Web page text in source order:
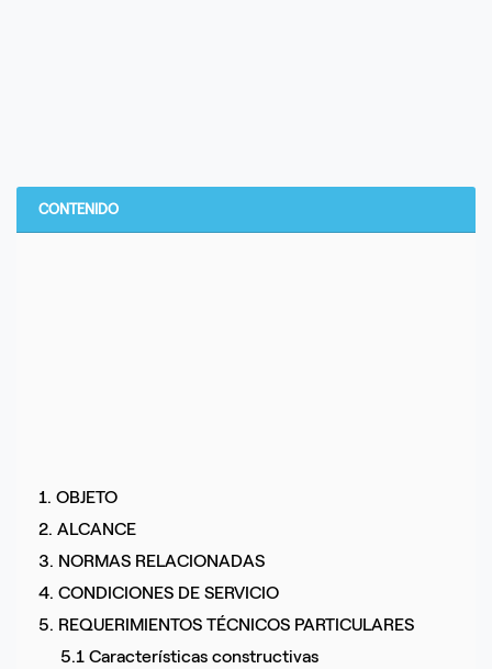
CONTENIDO
1. OBJETO
2. ALCANCE
3. NORMAS RELACIONADAS
4. CONDICIONES DE SERVICIO
5. REQUERIMIENTOS TÉCNICOS PARTICULARES
5.1 Características constructivas